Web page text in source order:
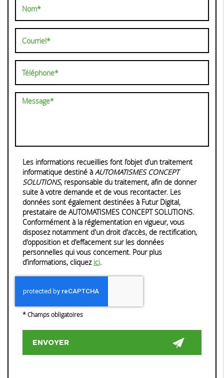
Les informations recueillies font l’objet d’un traitement
informatique destiné àAUTOMATISMES CONCEPT
SOLUTIONS, responsable du traitement, afin de donner
suite à votre demande et de vous recontacter. Les
données sont également destinées à Futur Digital,
prestataire de AUTOMATISMES CONCEPT SOLUTIONS.
Conformément à la réglementation en vigueur, vous
disposez notamment d'un droit d'accès, de rectification,
d'opposition et d'effacement sur les données
personnelles qui vous concernent. Pour plus
d’informations, cliquez ici.
*Champs obligatoires